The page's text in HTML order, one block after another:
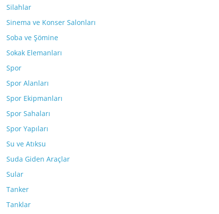
Silahlar
Sinema ve Konser Salonları
Soba ve Şömine
Sokak Elemanları
Spor
Spor Alanları
Spor Ekipmanları
Spor Sahaları
Spor Yapıları
Su ve Atıksu
Suda Giden Araçlar
Sular
Tanker
Tanklar